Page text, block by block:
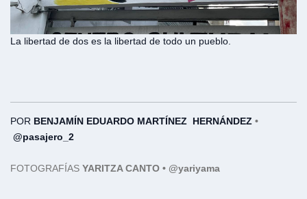
La libertad de dos es la libertad de todo un pueblo.
POR BENJAMÍN EDUARDO MARTÍNEZ HERNÁNDEZ •
@pasajero_2
FOTOGRAFÍAS YARITZA CANTO • @yariyama